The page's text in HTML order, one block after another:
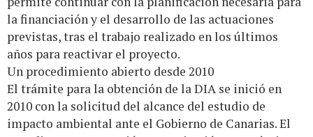
la financiación y el desarrollo de las actuaciones
previstas, tras el trabajo realizado en los últimos
años para reactivar el proyecto.
Un procedimiento abierto desde 2010
El trámite para la obtención de la DIA se inició en
2010 con la solicitud del alcance del estudio de
impacto ambiental ante el Gobierno de Canarias. El